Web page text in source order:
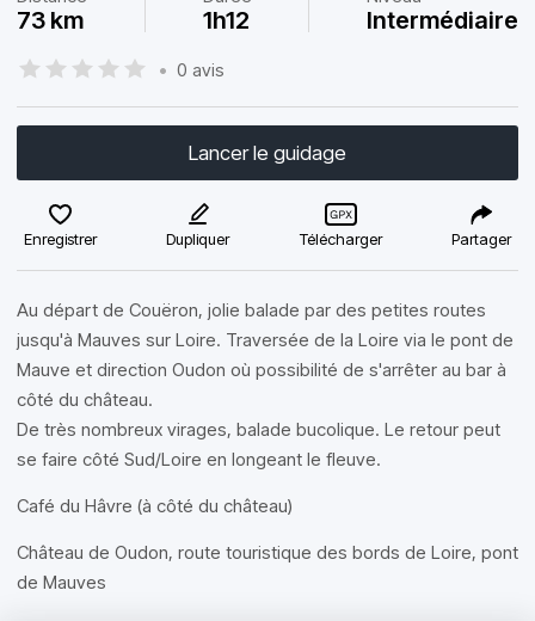
73 km 1h12 Intermédiaire
• 0 avis
Lancer le guidage
Enregistrer Dupliquer Télécharger Partager
Au départ de Couëron, jolie balade par des petites routes
jusqu'à Mauves sur Loire. Traversée de la Loire via le pont de
Mauve et direction Oudon où possibilité de s'arrêter au bar à
côté du château.
De très nombreux virages, balade bucolique. Le retour peut
se faire côté Sud/Loire en longeant le fleuve.
Café du Hâvre (à côté du château)
Château de Oudon, route touristique des bords de Loire, pont
de Mauves